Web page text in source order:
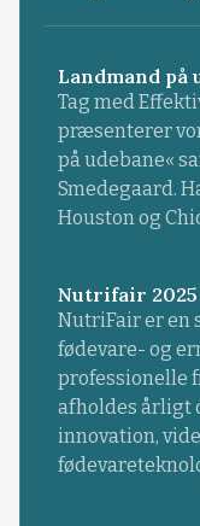
Landmand på
Tag med
præsenterer
på udebane«
Smedegaard.
Houston og
Nutrifair 2025
NutriFair er en
fødevare- og
professionelle
afholdes årligt
innovation,